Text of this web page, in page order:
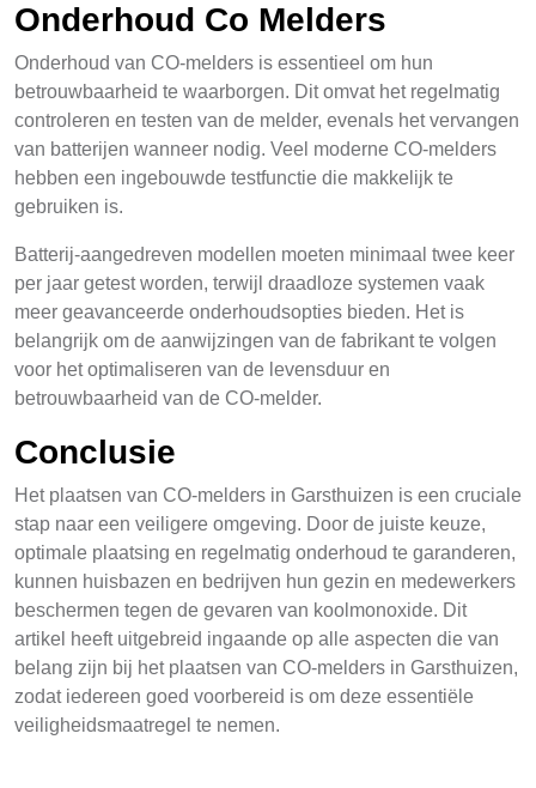
Onderhoud Co Melders
Onderhoud van CO-melders is essentieel om hun
betrouwbaarheid te waarborgen. Dit omvat het regelmatig
controleren en testen van de melder, evenals het vervangen
van batterijen wanneer nodig. Veel moderne CO-melders
hebben een ingebouwde testfunctie die makkelijk te
gebruiken is.
Batterij-aangedreven modellen moeten minimaal twee keer
per jaar getest worden, terwijl draadloze systemen vaak
meer geavanceerde onderhoudsopties bieden. Het is
belangrijk om de aanwijzingen van de fabrikant te volgen
voor het optimaliseren van de levensduur en
betrouwbaarheid van de CO-melder.
Conclusie
Het plaatsen van CO-melders in Garsthuizen is een cruciale
stap naar een veiligere omgeving. Door de juiste keuze,
optimale plaatsing en regelmatig onderhoud te garanderen,
kunnen huisbazen en bedrijven hun gezin en medewerkers
beschermen tegen de gevaren van koolmonoxide. Dit
artikel heeft uitgebreid ingaande op alle aspecten die van
belang zijn bij het plaatsen van CO-melders in Garsthuizen,
zodat iedereen goed voorbereid is om deze essentiële
veiligheidsmaatregel te nemen.